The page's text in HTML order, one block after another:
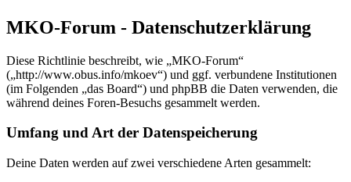
MKO-Forum - Datenschutzerklärung
Diese Richtlinie beschreibt, wie „MKO-Forum“
(„http://www.obus.info/mkoev“) und ggf. verbundene Institutionen
(im Folgenden „das Board“) und phpBB die Daten verwenden, die
während deines Foren-Besuchs gesammelt werden.
Umfang und Art der Datenspeicherung
Deine Daten werden auf zwei verschiedene Arten gesammelt: